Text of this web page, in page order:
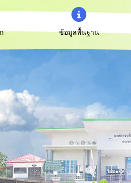
ข้อมูลพื้นฐาน